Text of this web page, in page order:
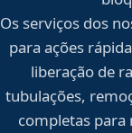
Os serviços dos
para ações
liberação de
tubulações,
completas para